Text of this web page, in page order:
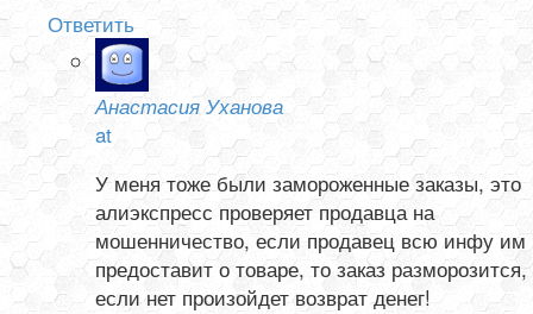
Ответить
Анастасия Уханова
at
У меня тоже были замороженные заказы, это
алиэкспресс проверяет продавца на
мошенничество, если продавец всю инфу им
предоставит о товаре, то заказ разморозится,
если нет произойдет возврат денег!